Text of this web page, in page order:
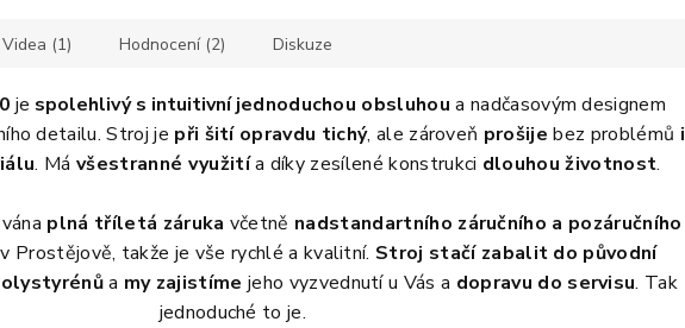
Videa (1) Hodnocení (2) Diskuze
je spolehlivý s intuitivníjednoduchou obsluhou a nadčasovým designem
detailu.Stroj je při šití opravdu tichý, ale zároveň prošije bez problémů i
. Mávšestranné využitía díky zesílené konstrukci dlouhou životnost.
plná tříletá záruka včetně nadstandartního záručního a pozáručního
Prostějově, takže je vše rychlé a kvalitní. Stroj stačí zabalit do původní
a my zajistíme jeho vyzvednutí u Vás a dopravu do servisu. Tak
jednoduché to je.